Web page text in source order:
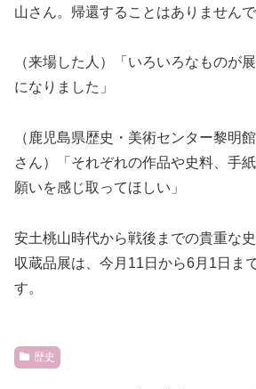
山さん。帰還することはありませんで
（来場した人）「いろいろなものが
になりました」
（鹿児島県歴史・美術センター黎明
さん）「それぞれの作品や史料、手
願いを感じ取ってほしい」
安土桃山時代から戦後までの貴重な
収蔵品展は、今月11日から6月1日ま
す。
歴史